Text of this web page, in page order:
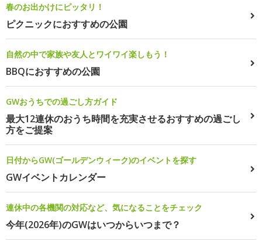
春のお出かけにピッタリ！
ピクニックにおすすめの公園
自然の中で家族や友人とワイワイ楽しもう！
BBQにおすすめの公園
GWおうちでの過ごし方ガイド
最大12連休のおうち時間を充実させるおすすめの過ごし
方をご提案
日付からGW(ゴールデンウィーク)のイベントを探す
GWイベントカレンダー
連休中の各機関の対応など、気になることをチェック
今年(2026年)のGWはいつからいつまで？